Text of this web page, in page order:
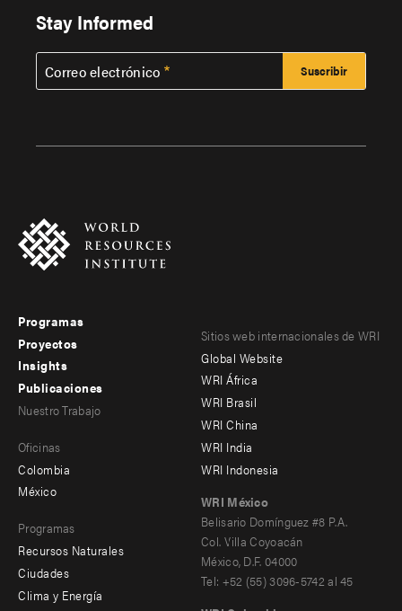
Stay Informed
Correo electrónico
Footer
menu
-
Programas
Proyectos
Insights
Publicaciones
menu
-
Nuestro Trabajo
Oficinas
Colombia
México
Programas
Recursos Naturales
Ciudades
Clima y Energía
Footer
menu
-
Offices
Sitios web internacionales de WRI
Global Website
WRI África
WRI Brasil
WRI China
WRI India
WRI Indonesia
WRI México
Belisario Domínguez #8 P.A.
Col. Villa Coyoacán
México, D.F. 04000
Tel: +52 (55) 3096-5742 al 45